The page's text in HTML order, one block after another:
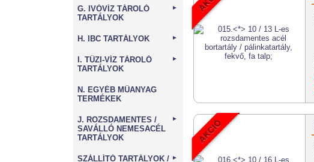
G. IVÓVÍZ TÁROLÓ
TARTÁLYOK
►
H. IBC TARTÁLYOK ►
I. TŰZI-VÍZ TÁROLÓ
TARTÁLYOK
►
N. EGYÉB MŰANYAG
TERMÉKEK
J. ROZSDAMENTES /
SAVÁLLÓ NEMESACÉL
TARTÁLYOK
►
SZÁLLÍTÓ TARTÁLYOK / ►